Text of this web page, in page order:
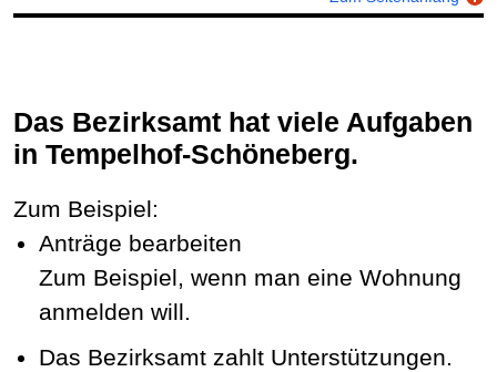
Das Bezirksamt hat viele Aufgaben
in Tempelhof-Schöneberg.
Zum Beispiel:
Anträge bearbeiten
Zum Beispiel, wenn man eine Wohnung
anmelden will.
Das Bezirksamt zahlt Unterstützungen.